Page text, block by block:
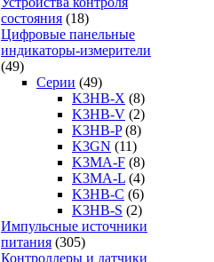
состояния (18)
Цифровые панельные
индикаторы-измерители
(49)
Серии (49)
K3HB-X (8)
K3HB-V (2)
K3HB-P (8)
K3GN (11)
K3MA-F (8)
K3MA-L (4)
K3HB-C (6)
K3HB-S (2)
Импульсные источники
питания (305)
Контроллеры и датчики